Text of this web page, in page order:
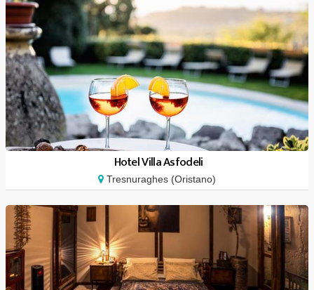
Hotel Villa Asfodeli
Tresnuraghes (Oristano)